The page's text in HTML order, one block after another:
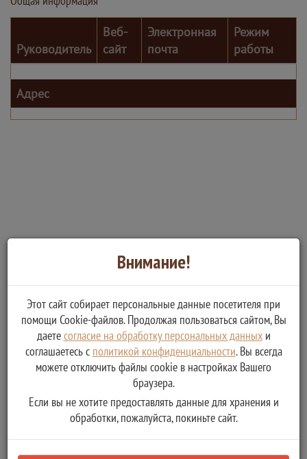
Руководитель
Веб-
сайт
Электронная
почта
Режим
работы
Адрес
Внимание!
Этот сайт собирает персональные данные посетителя при
помощи Cookie-файлов. Продолжая пользоваться сайтом, Вы
даетесогласие на обработку персональных данныхи
соглашаетесь с политикой конфиденциальности. Вы всегда
можете отключить файлы cookie в настройках Вашего
браузера.
Если вы не хотите предоставлять данные для хранения и
обработки, пожалуйста, покиньте сайт.